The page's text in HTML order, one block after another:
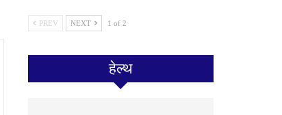
PREV NEXT 1 of 2
हेल्थ